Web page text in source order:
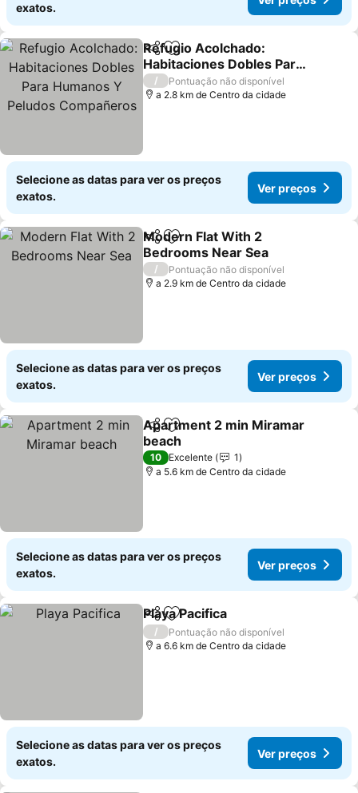
exatos.
PartilharAdicionar aos favoritos
Refugio Acolchado:
Habitaciones Dobles Para
Humanos Y Peludos
Compañeros
Ver preços
/
Pontuação não disponível
a 2.8 km de Centro da cidade
Selecione as datas para ver os preços
exatos.
Ver preços
PartilharAdicionar aos favoritos
Modern Flat With 2
Bedrooms Near Sea
Ver preços
/
Pontuação não disponível
a 2.9 km de Centro da cidade
Selecione as datas para ver os preços
exatos.
Ver preços
PartilharAdicionar aos favoritos
Apartment 2 min Miramar
beach
Ver preços
10 Excelente
1
a 5.6 km de Centro da cidade
Selecione as datas para ver os preços
exatos.
Ver preços
PartilharAdicionar aos favoritos
Playa Pacifica
/
Pontuação não disponível
a 6.6 km de Centro da cidade
Selecione as datas para ver os preços
exatos.
Ver preços